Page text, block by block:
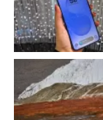
RECENSIONI